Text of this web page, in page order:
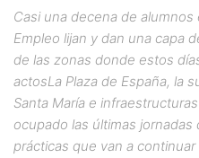
Casi una decena de
Empleo lijan y dan una capa
de las zonas donde estos
actosLa Plaza de España, la
Santa María e
ocupado las últimas
prácticas que van a